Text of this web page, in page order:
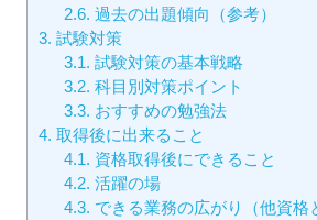
2.6. 過去の出題傾向（参考）
3. 試験対策
3.1. 試験対策の基本戦略
3.2. 科目別対策ポイント
3.3. おすすめの勉強法
4. 取得後に出来ること
4.1. 資格取得後にできること
4.2. 活躍の場
4.3. できる業務の広がり（他資格